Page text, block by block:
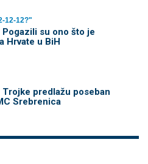
12-12?"
Pogazili su ono što je
Hrvate u BiH
predlažu poseban
Srebrenica